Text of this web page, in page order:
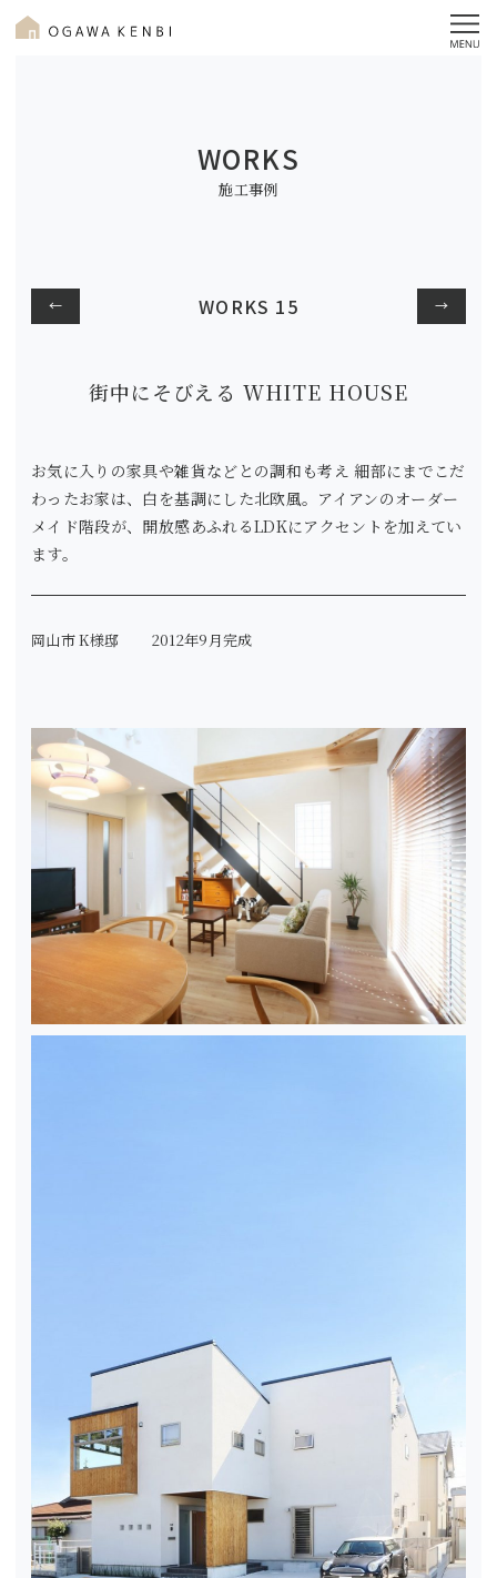
WORKS
施工事例
← WORKS 15 →
街中にそびえる WHITE HOUSE
お気に入りの家具や雑貨などとの調和も考え 細部にまでこだ
わったお家は、白を基調にした北欧風。アイアンのオーダー
メイド階段が、開放感あふれるLDKにアクセントを加えてい
ます。
岡山市 K様邸 2012年9月完成